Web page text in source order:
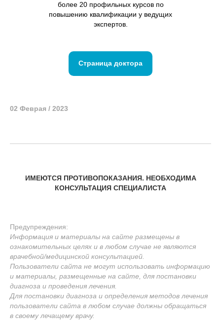
более 20 профильных курсов по
повышению квалификации у ведущих
экспертов.
Страница доктора
02 Феврая / 2023
ИМЕЮТСЯ ПРОТИВОПОКАЗАНИЯ. НЕОБХОДИМА
КОНСУЛЬТАЦИЯ СПЕЦИАЛИСТА
Предупреждения:
Информация и материалы на сайте размещены в
ознакомительных целях и в любом случае не являются
врачебной/медицинской консультацией.
Пользователи сайта не могут использовать информацию
и материалы, размещенные на сайте, для постановки
диагноза и проведения лечения.
Для постановки диагноза и определения методов лечения
пользователи сайта в любом случае должны обращаться
в своему лечащему врачу.